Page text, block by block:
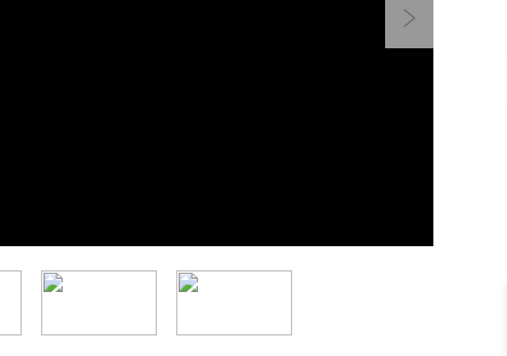
Next